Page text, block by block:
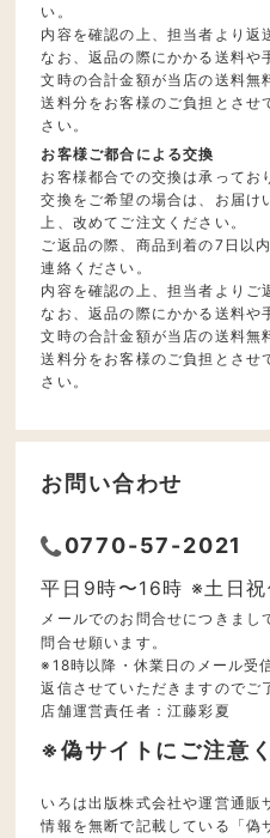
い。
内容を確認の上、担当者より返
なお、返品の際にかかる送料や
文時の合計金額が当店の送料無
送料分をお客様のご負担とさせ
さい。
お客様ご都合による交換
お客様都合での交換は承ってお
交換をご希望の場合は、お届け
上、改めてご注文ください。
ご返品の際、商品到着の7日以
連絡ください。
内容を確認の上、担当者よりご
なお、返品の際にかかる送料や
文時の合計金額が当店の送料無
送料分をお客様のご負担とさせ
さい。
お問い合わせ
0770-57-2021
平日9時〜16時 ※土日祝
メールでのお問合せにつきまし
問合せ願います。
※18時以降・休業日のメール受
返信させていただきますのでご
店舗運営責任者：江藤彩夏
※偽サイトにご注意
いろは出版株式会社や運営通販
情報を無断で記載している「偽